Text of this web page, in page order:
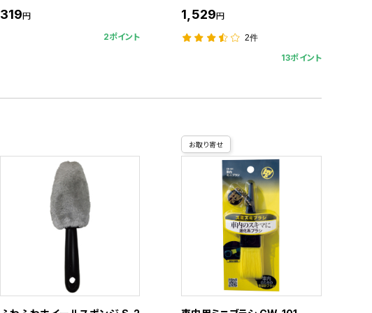
319円
2ポイント
1,529円
2件
13ポイント
お取り寄せ